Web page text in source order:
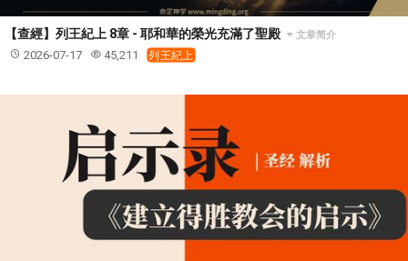
【查經】列王紀上 8章 - 耶和華的榮光充滿了聖殿 文章简介
2026-07-17 45,211 列王紀上